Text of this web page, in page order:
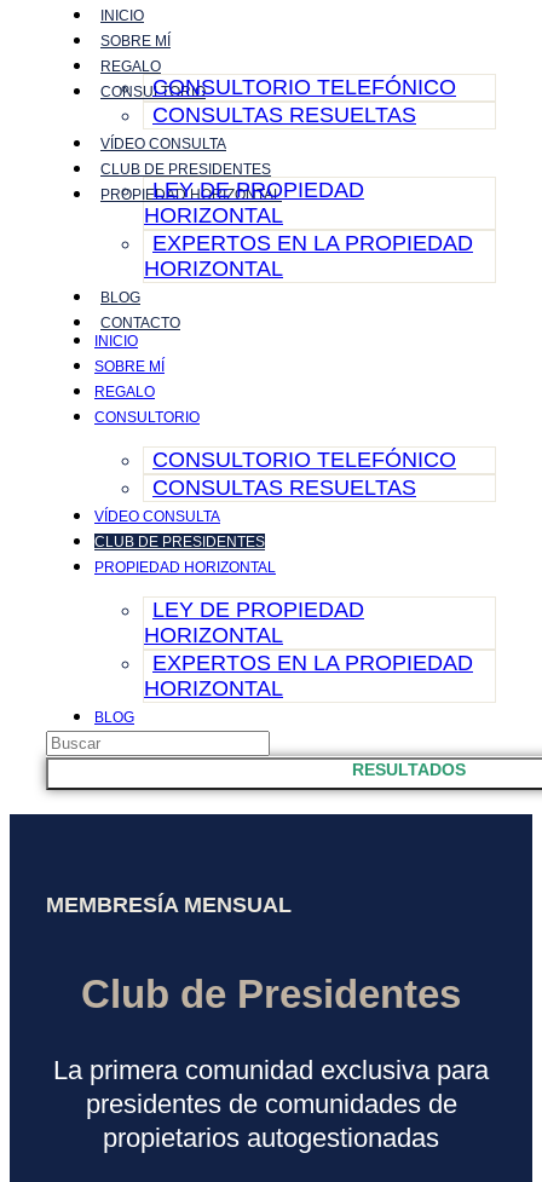
contenido
INICIO
SOBRE MÍ
REGALO
CONSULTORIOCONSULTORIO TELEFÓNICO
CONSULTAS RESUELTAS
VÍDEO CONSULTA
CLUB DE PRESIDENTES
PROPIEDAD HORIZONTAL
LEY DE PROPIEDAD
HORIZONTAL
EXPERTOS EN LA PROPIEDAD
HORIZONTAL
BLOG
CONTACTO
INICIO
SOBRE MÍ
REGALO
CONSULTORIO
CONSULTORIO TELEFÓNICO
CONSULTAS RESUELTAS
VÍDEO CONSULTA
CLUB DE PRESIDENTES
PROPIEDAD HORIZONTAL
LEY DE PROPIEDAD
HORIZONTAL
EXPERTOS EN LA PROPIEDAD
HORIZONTAL
BLOG
CONTACTO
Search
...
RESULTADOS
MEMBRESÍA MENSUAL
Club de Presidentes
La primera comunidad exclusiva para
presidentes de comunidades de
propietarios autogestionadas